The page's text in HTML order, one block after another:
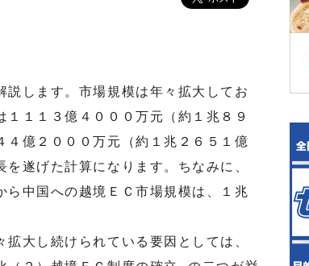
します。市場規模は年々拡大してお
１１３億４０００万元（約１兆８９
４億２０００万元（約１兆２６５１億
遂げた計算になります。ちなみに、
中国への越境ＥＣ市場規模は、１兆
大し続けられている要因としては、